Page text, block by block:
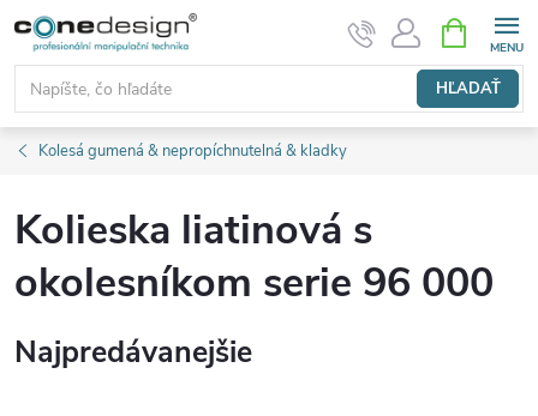
Prejsť
obsah
HĽADAŤ
KOŠÍK
Kolesá gumená & nepropíchnutelná & kladky
Kolieska liatinová s
okolesníkom serie 96 000
Najpredávanejšie